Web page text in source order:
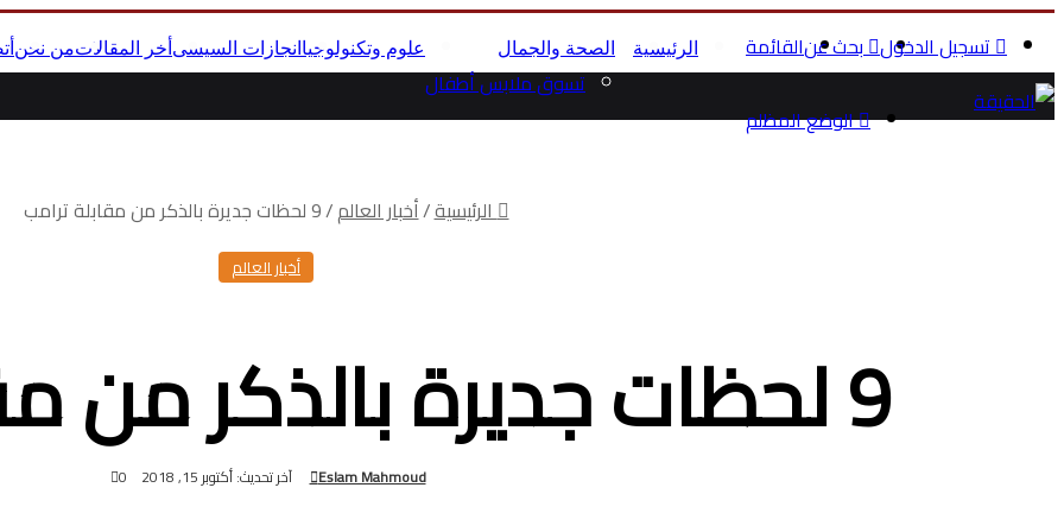
القائمةبحث عن تسجيل الدخول
الوضع المظلم
الرئيسية الصحة والجمال
تسوق ملابس أطفال
علوم وتكنولوجيا انجازات السيسى أخر المقالاتمن نحن
الرئيسية/أخبار العالم/9 لحظات جديرة بالذكر من مقابلة ترامب
أخبار العالم
9 لحظات جديرة بالذكر من مقابلة ترامب
Eslam Mahmoud آخر تحديث: أكتوبر 15, 2018 0